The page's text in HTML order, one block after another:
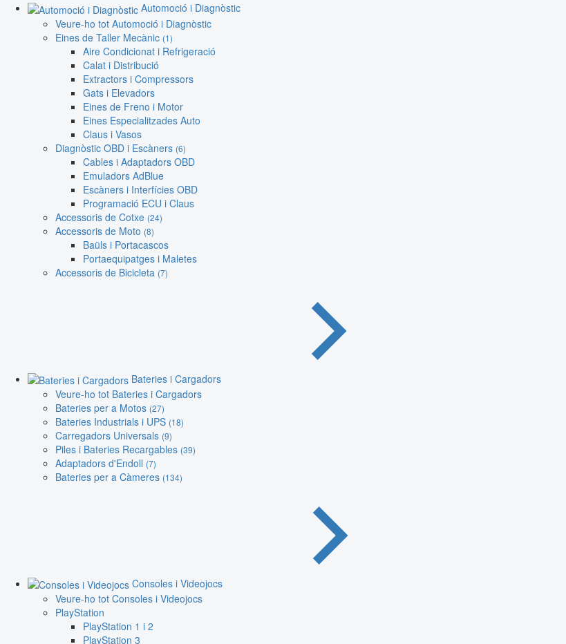
Automoció i Diagnòstic
Veure-ho tot Automoció i Diagnòstic
Eines de Taller Mecànic (1)
Aire Condicionat i Refrigeració
Calat i Distribució
Extractors i Compressors
Gats i Elevadors
Eines de Freno i Motor
Eines Especialitzades Auto
Claus i Vasos
Diagnòstic OBD i Escàners (6)
Cables i Adaptadors OBD
Emuladors AdBlue
Escàners i Interfícies OBD
Programació ECU i Claus
Accessoris de Cotxe (24)
Accessoris de Moto (8)
Baüls i Portacascos
Portaequipatges i Maletes
Accessoris de Bicicleta (7)
Bateries i Cargadors
Veure-ho tot Bateries i Cargadors
Bateries per a Motos (27)
Bateries Industrials i UPS (18)
Carregadors Universals (9)
Piles i Bateries Recargables (39)
Adaptadors d'Endoll (7)
Bateries per a Càmeres (134)
Consoles i Videojocs
Veure-ho tot Consoles i Videojocs
PlayStation
PlayStation 1 i 2
PlayStation 3